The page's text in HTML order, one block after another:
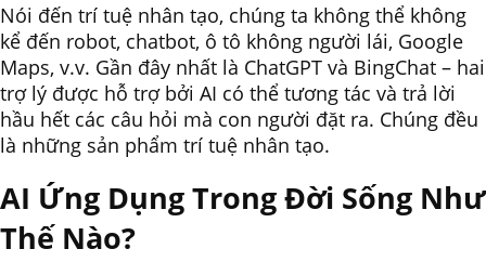
Nói đến trí tuệ nhân tạo, chúng ta không thể không
kể đến robot, chatbot, ô tô không người lái, Google
Maps, v.v. Gần đây nhất là ChatGPT và BingChat – hai
trợ lý được hỗ trợ bởi AI có thể tương tác và trả lời
hầu hết các câu hỏi mà con người đặt ra. Chúng đều
là những sản phẩm trí tuệ nhân tạo.
AI Ứng Dụng Trong Đời Sống Như
Thế Nào?